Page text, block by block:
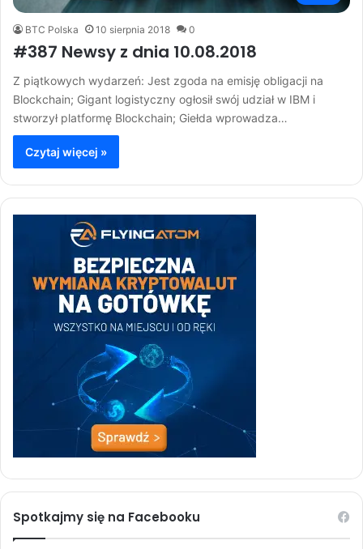
BTC Polska 10 sierpnia 2018 0
#387 Newsy z dnia 10.08.2018
Z piątkowych wydarzeń: Jest zgoda na emisję obligacji na
Blockchain; Gigant logistyczny ogłosił swój udział w IBM i
stworzył platformę Blockchain; Giełda wprowadza…
Czytaj więcej »
Spotkajmy się na Facebooku